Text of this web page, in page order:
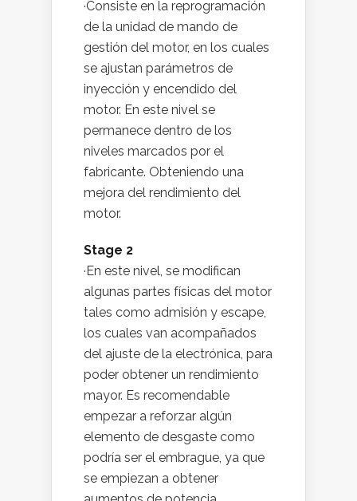
·Consiste en la reprogramación
de la unidad de mando de
gestión del motor, en los cuales
se ajustan parámetros de
inyección y encendido del
motor. En este nivel se
permanece dentro de los
niveles marcados por el
fabricante. Obteniendo una
mejora del rendimiento del
motor.
Stage 2
·En este nivel, se modifican
algunas partes físicas del motor
tales como admisión y escape,
los cuales van acompañados
del ajuste de la electrónica, para
poder obtener un rendimiento
mayor. Es recomendable
empezar a reforzar algún
elemento de desgaste como
podría ser el embrague, ya que
se empiezan a obtener